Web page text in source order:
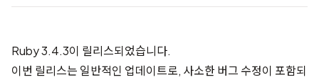
Ruby 3.4.3이 릴리스되었습니다.
이번 릴리스는 일반적인 업데이트로, 사소한 버그 수정이 포함되